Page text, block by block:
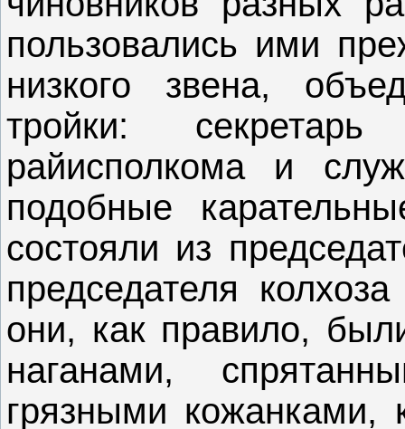
пользовались ими
низкого звена,
тройки:
райисполкома и
подобные
состояли из
председателя
они, как правило,
наганами,
грязными кожанками,